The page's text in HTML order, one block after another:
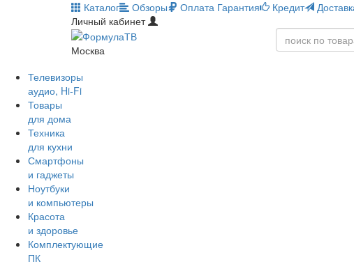
Каталог Обзоры Оплата Гарантия Кредит
Личный кабинет
Москва
Телевизоры
аудио, Hi-Fi
Товары
для дома
Техника
для кухни
Смартфоны
и гаджеты
Ноутбуки
и компьютеры
Красота
и здоровье
Комплектующие
ПК